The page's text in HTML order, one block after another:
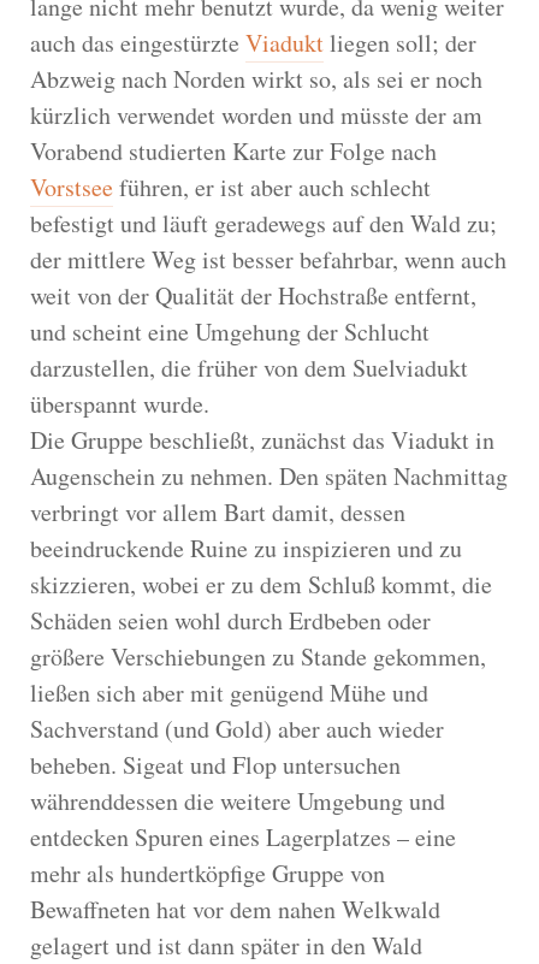
lange nicht mehr benutzt wurde, da wenig weiter
auch das eingestürzte Viaduktliegen soll; der
Abzweig nach Norden wirkt so, als sei er noch
kürzlich verwendet worden und müsste der am
Vorabend studierten Karte zur Folge nach
Vorstseeführen, er ist aber auch schlecht
befestigt und läuft geradewegs auf den Wald zu;
der mittlere Weg ist besser befahrbar, wenn auch
weit von der Qualität der Hochstraße entfernt,
und scheint eine Umgehung der Schlucht
darzustellen, die früher von dem Suelviadukt
überspannt wurde.
Die Gruppe beschließt, zunächst das Viadukt in
Augenschein zu nehmen. Den späten Nachmittag
verbringt vor allem Bart damit, dessen
beeindruckende Ruine zu inspizieren und zu
skizzieren, wobei er zu dem Schluß kommt, die
Schäden seien wohl durch Erdbeben oder
größere Verschiebungen zu Stande gekommen,
ließen sich aber mit genügend Mühe und
Sachverstand (und Gold) aber auch wieder
beheben. Sigeat und Flop untersuchen
währenddessen die weitere Umgebung und
entdecken Spuren eines Lagerplatzes – eine
mehr als hundertköpfige Gruppe von
Bewaffneten hat vor dem nahen Welkwald
gelagert und ist dann später in den Wald